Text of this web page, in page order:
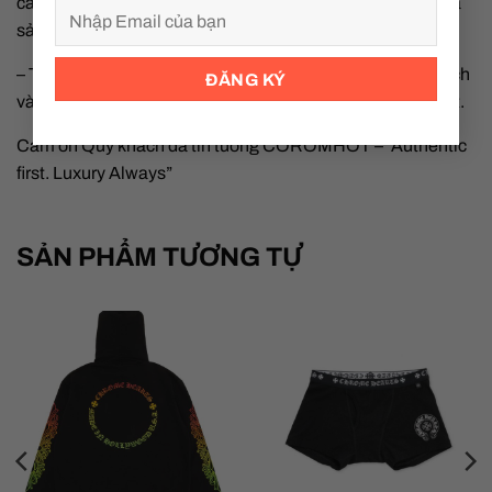
sản phẩm.
– Trước khi giao, sản phẩm sẽ được COROMHOT làm sạch
và xử lý lại (re-spa) để đảm bảo ở trạng thái hoàn hảo nhất.
Cảm ơn Quý khách đã tin tưởng COROMHOT – “Authentic
first. Luxury Always”
SẢN PHẨM TƯƠNG TỰ